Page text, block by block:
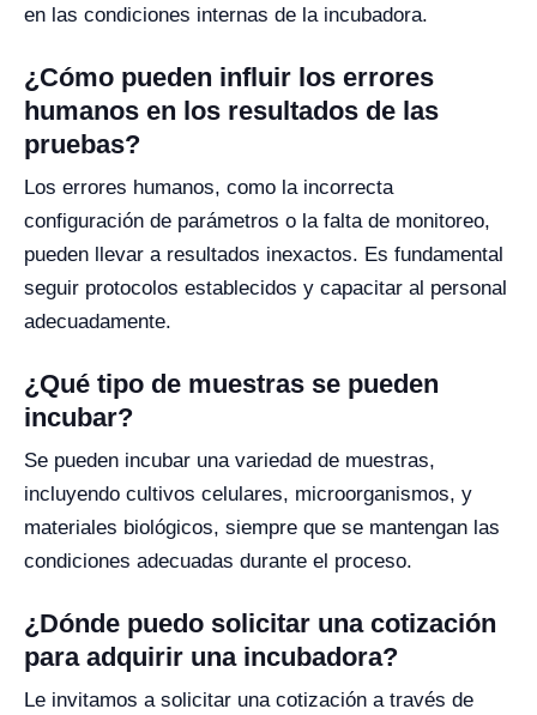
en las condiciones internas de la incubadora.
¿Cómo pueden influir los errores
humanos en los resultados de las
pruebas?
Los errores humanos, como la incorrecta
configuración de parámetros o la falta de monitoreo,
pueden llevar a resultados inexactos. Es fundamental
seguir protocolos establecidos y capacitar al personal
adecuadamente.
¿Qué tipo de muestras se pueden
incubar?
Se pueden incubar una variedad de muestras,
incluyendo cultivos celulares, microorganismos, y
materiales biológicos, siempre que se mantengan las
condiciones adecuadas durante el proceso.
¿Dónde puedo solicitar una cotización
para adquirir una incubadora?
Le invitamos a solicitar una cotización a través de